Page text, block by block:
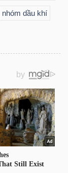
nhóm dầu khí